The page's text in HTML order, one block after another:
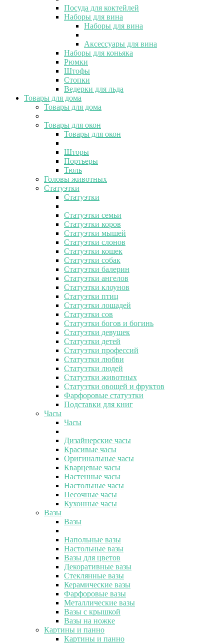
Посуда для коктейлей
Наборы для вина
Наборы для вина
Аксессуары для вина
Наборы для коньяка
Рюмки
Штофы
Стопки
Ведерки для льда
Товары для дома
Товары для дома
Товары для окон
Товары для окон
Шторы
Портьеры
Тюль
Головы животных
Статуэтки
Статуэтки
Статуэтки семьи
Статуэтки коров
Статуэтки мышей
Статуэтки слонов
Статуэтки кошек
Статуэтки собак
Статуэтки балерин
Статуэтки ангелов
Статуэтки клоунов
Статуэтки птиц
Статуэтки лошадей
Статуэтки сов
Статуэтки богов и богинь
Статуэтки девушек
Статуэтки детей
Статуэтки профессий
Статуэтки любви
Статуэтки людей
Статуэтки животных
Статуэтки овощей и фруктов
Фарфоровые статуэтки
Подставки для книг
Часы
Часы
Дизайнерские часы
Красивые часы
Оригинальные часы
Кварцевые часы
Настенные часы
Настольные часы
Песочные часы
Кухонные часы
Вазы
Вазы
Напольные вазы
Настольные вазы
Вазы для цветов
Декоративные вазы
Стеклянные вазы
Керамические вазы
Фарфоровые вазы
Металлические вазы
Вазы с крышкой
Вазы на ножке
Картины и панно
Картины и панно